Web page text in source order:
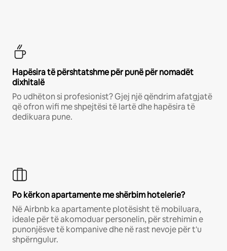
Hapësira të përshtatshme për punë për nomadët
dixhitalë
Po udhëton si profesionist? Gjej një qëndrim afatgjatë
që ofron wifi me shpejtësi të lartë dhe hapësira të
dedikuara pune.
Po kërkon apartamente me shërbim hotelerie?
Në Airbnb ka apartamente plotësisht të mobiluara,
ideale për të akomoduar personelin, për strehimin e
punonjësve të kompanive dhe në rast nevoje për t'u
shpërngulur.